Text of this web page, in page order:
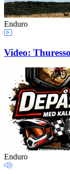
Enduro
Video:
Enduro